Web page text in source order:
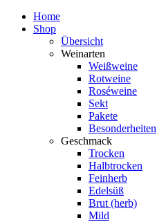
Home
Shop
Übersicht
Weinarten
Weißweine
Rotweine
Roséweine
Sekt
Pakete
Besonderheiten
Geschmack
Trocken
Halbtrocken
Feinherb
Edelsüß
Brut (herb)
Mild